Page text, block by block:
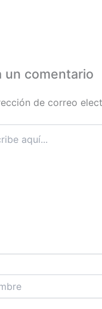
un comentario
de correo